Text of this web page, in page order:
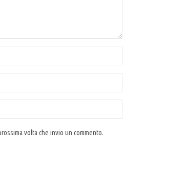
volta che invio un commento.